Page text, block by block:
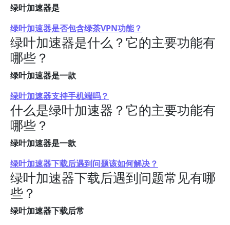
绿叶加速器是
绿叶加速器是否包含绿茶VPN功能？
绿叶加速器是什么？它的主要功能有
哪些？
绿叶加速器是一款
绿叶加速器支持手机端吗？
什么是绿叶加速器？它的主要功能有
哪些？
绿叶加速器是一款
绿叶加速器下载后遇到问题该如何解决？
绿叶加速器下载后遇到问题常见有哪
些？
绿叶加速器下载后常